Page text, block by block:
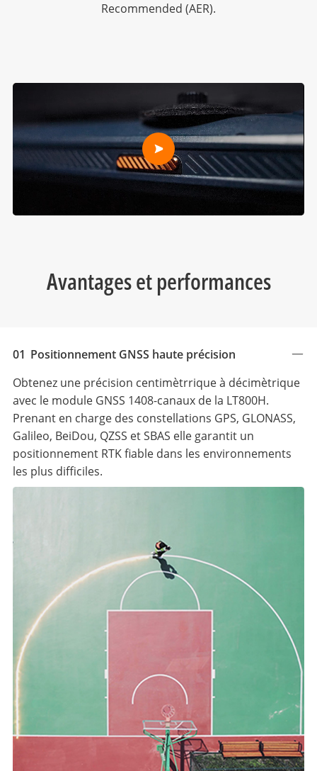
Recommended (AER).
Avantages et performances
01 Positionnement GNSS haute précision
Obtenez une précision centimètrrique à décimètrique
avec le module GNSS 1408-canaux de la LT800H.
Prenant en charge des constellations GPS, GLONASS,
Galileo, BeiDou, QZSS et SBAS elle garantit un
positionnement RTK fiable dans les environnements
les plus difficiles.